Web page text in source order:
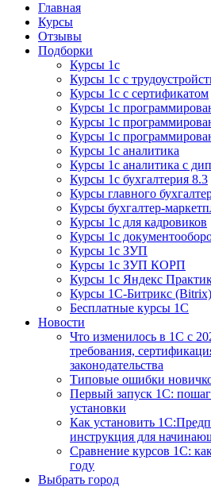
Курсы 1С
Курсы 1С официальная сертификация
Главная
Курсы
Отзывы
Подборки
Курсы 1с
Курсы 1с с
Курсы 1с с сертификатом
Курсы 1с
Курсы 1с
Курсы 1с
Курсы 1с аналитика
Курсы 1с аналитика с
Курсы 1с бухгалтерия 8.3
Курсы главного
Курсы бухгалтер-
Курсы 1с для кадровиков
Курсы 1с
Курсы 1с ЗУП
Курсы 1с ЗУП КОРП
Курсы 1с Яндекс
Курсы 1С-Битрикс (Bitrix)
Бесплатные курсы 1С
Новости
Что изменилось в 1С с
требования,
законодательства
Типовые ошибки
Первый запуск 1С:
установки
Как установить
инструкция для
Сравнение курсов 1С:
году
Выбрать город